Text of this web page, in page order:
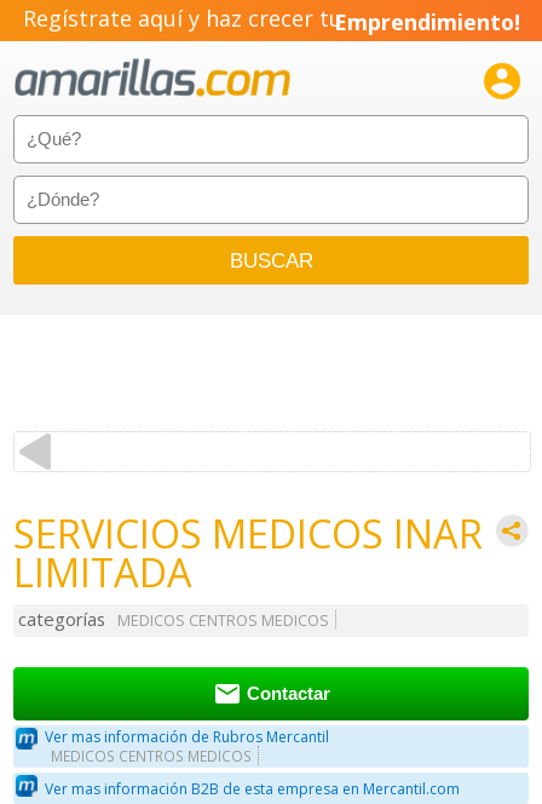
Regístrate aquí y haz crecer tuEmprendimiento!

SERVICIOS MEDICOS INAR
LIMITADA
categorías MEDICOS CENTROS MEDICOS
 Contactar
Ver mas información de Rubros Mercantil
MEDICOS CENTROS MEDICOS
Ver mas información B2B de esta empresa en Mercantil.com